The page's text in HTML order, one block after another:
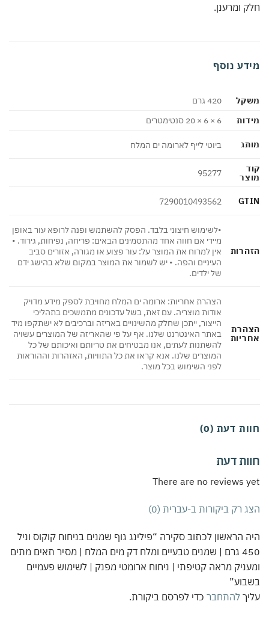
ומרענן.
נוסף
420 גרם
6 × 6 × 20 סנטימטרים
ביוטי לייף לארומה ים המלח
95277
7290010493562
•לשימוש חיצוני בלבד. הפסק להשתמש ופנה לרופא עור באופן
מיידי אם חווה אחד מהתסמינים הבאים: פריחה, נפיחות, גירוד. •
אין למרוח את המוצר על: עור פצוע או מגורה, אזורים סביב
העיניים והפה. • יש לשמור את המוצר במקום שלא בהישג ידם
של ילדים.
הצהרת אחריות: ארומה ים המלח מחויבת לספק מידע מדויק
אודות מוצריה. עם זאת, בשל עדכונים מתמשכים בתהליכי
הייצור, ייתכן שחלק מהשינויים באריזה וברכיבים לא ישתקפו מיד
באתר האינטרנט שלנו. אף על פי שהאריזה של המוצרים עשויה
להשתנות לעתים, אנו מבטיחים את טריותם ואיכותם של כל
המוצרים שלנו. אנא קראו את כל התוויות, האזהרות וההוראות
לפני השימוש בכל מוצר.
דעת (0)
דעת
There are no reviews
רק ביקורות ב-עברית (0)
הראשון לכתוב סקירה “פילינג גוף שמנים בניחוח קוקוס וניל
450 גרם | שמנים טבעיים ומלח דק מים המלח | מסיר תאים מתים
מראה קטיפתי | ניחוח ארומטי מפנק | לשימוש פעמיים
להתחברכדי לפרסם ביקורת.